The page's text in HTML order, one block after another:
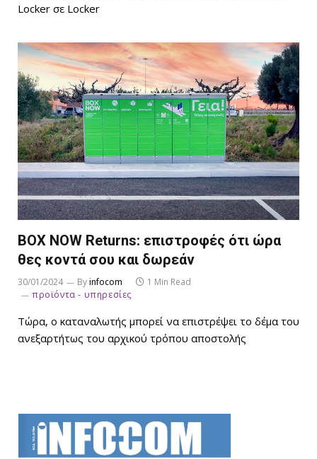
Locker σε Locker
ΒΟΧ NOW Returns: επιστροφές ότι ώρα
θες κοντά σου και δωρεάν
30/01/2024 Byinfocom
1 Min Read
προϊόντα - υπηρεσίες
Τώρα, ο καταναλωτής μπορεί να επιστρέψει το δέμα του
ανεξαρτήτως του αρχικού τρόπου αποστολής